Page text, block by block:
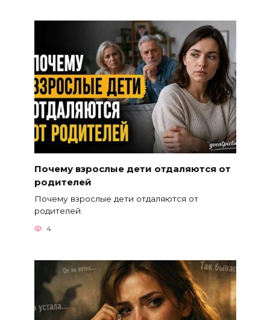
Почему взрослые дети отдаляются от
родителей
Почему взрослые дети отдаляются от
родителей.
4